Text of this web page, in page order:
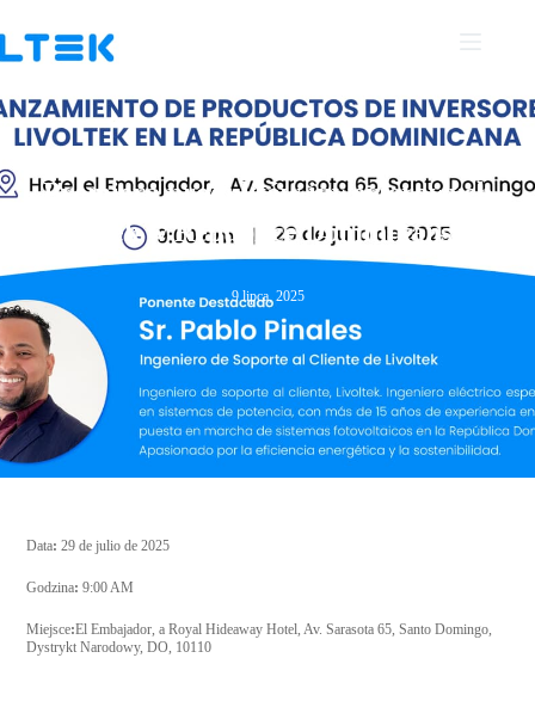
Premiera produktów inwerterowych
Livoltek w Republice Dominikańskiej
9 lipca, 2025
Data: 29 de julio de 2025
Godzina: 9:00 AM
Miejsce:El Embajador, a Royal Hideaway Hotel, Av. Sarasota 65, Santo Domingo,
Dystrykt Narodowy, DO, 10110